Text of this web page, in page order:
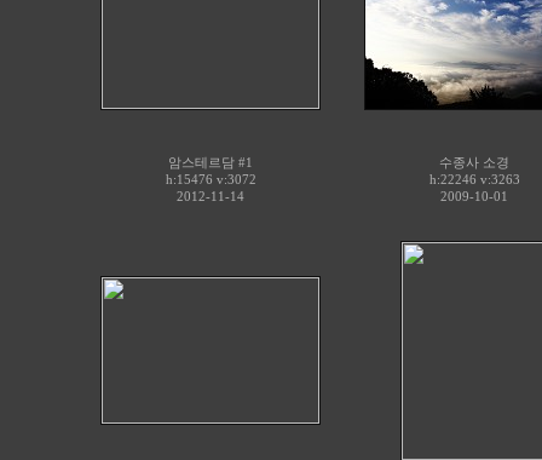
암스테르담 #1
h:15476 v:3072
2012-11-14
수종사 소경
h:22246 v:3263
2009-10-01